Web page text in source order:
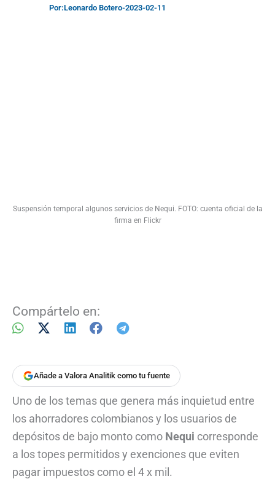
Por:Leonardo Botero-2023-02-11
Suspensión temporal algunos servicios de Nequi. FOTO: cuenta oficial de la
firma en Flickr
Compártelo en:
Añade a Valora Analitik como tu fuente
Uno de los temas que genera más inquietud entre
los ahorradores colombianos y los usuarios de
depósitos de bajo monto como Nequi corresponde
a los topes permitidos y exenciones que eviten
pagar impuestos como el 4 x mil.